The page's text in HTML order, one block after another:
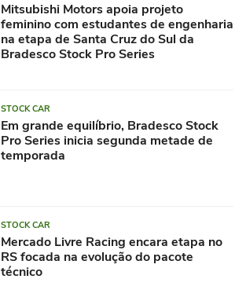
Mitsubishi Motors apoia projeto
feminino com estudantes de engenharia
na etapa de Santa Cruz do Sul da
Bradesco Stock Pro Series
STOCK CAR
Em grande equilíbrio, Bradesco Stock
Pro Series inicia segunda metade de
temporada
STOCK CAR
Mercado Livre Racing encara etapa no
RS focada na evolução do pacote
técnico